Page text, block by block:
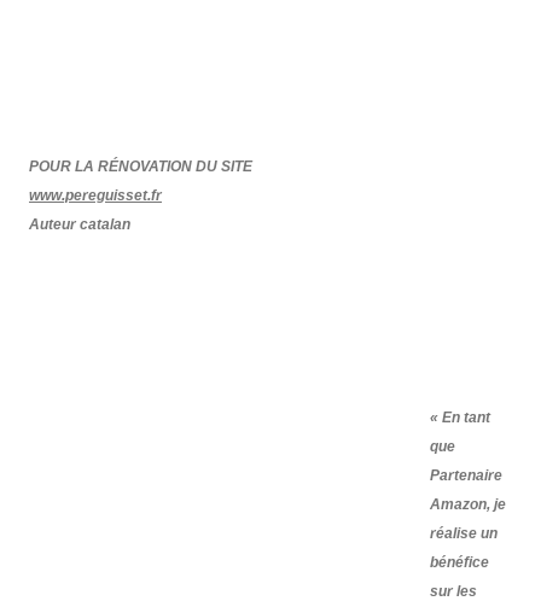
POUR LA RÉNOVATION DU SITE
www.pereguisset.fr
Auteur catalan
« En tant
que
Partenaire
Amazon, je
réalise un
bénéfice
sur les